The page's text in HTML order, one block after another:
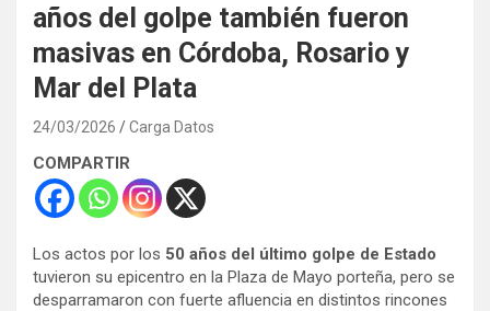
años del golpe también fueron
masivas en Córdoba, Rosario y
Mar del Plata
24/03/2026 Carga Datos
COMPARTIR
Los actos por los 50 años del último golpe de Estado
tuvieron su epicentro en la Plaza de Mayo porteña, pero se
desparramaron con fuerte afluencia en distintos rincones